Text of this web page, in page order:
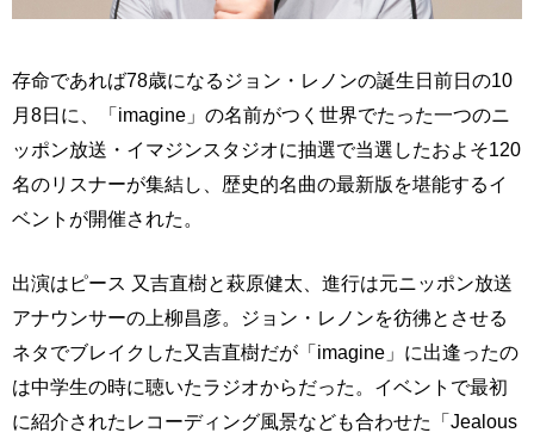
存命であれば78歳になるジョン・レノンの誕生日前日の10
月8日に、「imagine」の名前がつく世界でたった一つのニ
ッポン放送・イマジンスタジオに抽選で当選したおよそ120
名のリスナーが集結し、歴史的名曲の最新版を堪能するイ
ベントが開催された。
出演はピース 又吉直樹と萩原健太、進行は元ニッポン放送
アナウンサーの上柳昌彦。ジョン・レノンを彷彿とさせる
ネタでブレイクした又吉直樹だが「imagine」に出逢ったの
は中学生の時に聴いたラジオからだった。イベントで最初
に紹介されたレコーディング風景なども合わせた「Jealous